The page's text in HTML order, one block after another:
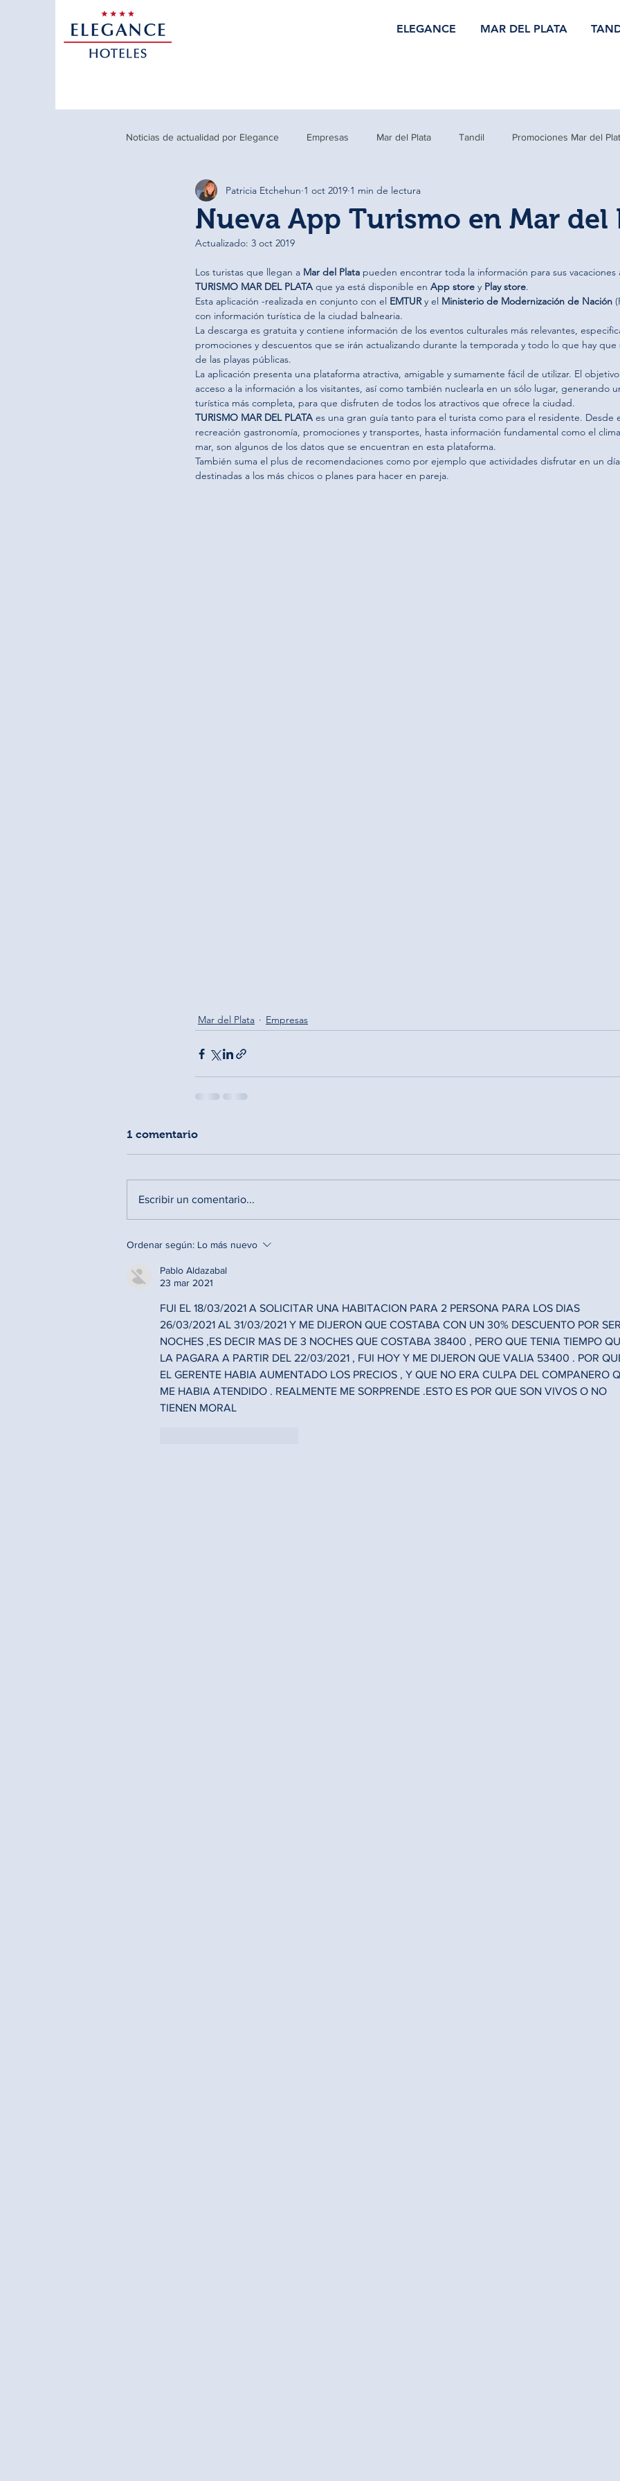
ELEGANCE MAR DEL PLATA
Noticias de actualidad por Elegance Empresas Mar del Plata Tandil Promociones Mar del
Promociones-TresArroyos Tres Arroyos
Nueva App Turismo en Mar del
Patricia Etchehun 1 oct 2019 1 min de lectura
Actualizado: 3 oct 2019
Los turistas que llegan a Mar del Plata pueden encontrar toda la información para sus vacaciones
TURISMO MAR DEL PLATA que ya está disponible en App store y Play store.
Esta aplicación -realizada en conjunto con el EMTUR y el Ministerio de Modernización de Nación
con información turística de la ciudad balnearia.
La descarga es gratuita y contiene información de los eventos culturales más relevantes,
promociones y descuentos que se irán actualizando durante la temporada y todo lo que hay que
de las playas públicas.
La aplicación presenta una plataforma atractiva, amigable y sumamente fácil de utilizar. El
acceso a la información a los visitantes, así como también nuclearla en un sólo lugar, generando
turística más completa, para que disfruten de todos los atractivos que ofrece la ciudad.
TURISMO MAR DEL PLATA es una gran guía tanto para el turista como para el residente. Desde
recreación gastronomía, promociones y transportes, hasta información fundamental como el
mar, son algunos de los datos que se encuentran en esta plataforma.
También suma el plus de recomendaciones como por ejemplo que actividades disfrutar en un
destinadas a los más chicos o planes para hacer en pareja.
Mar del Plata Empresas
1 comentario
Escribir un comentario...
Ordenar según: Lo más nuevo
Pablo Aldazabal
23 mar 2021
FUI EL 18/03/2021 A SOLICITAR UNA HABITACION PARA 2 PERSONA PARA LOS DIAS
26/03/2021 AL 31/03/2021 Y ME DIJERON QUE COSTABA CON UN 30% DESCUENTO POR
NOCHES ,ES DECIR MAS DE 3 NOCHES QUE COSTABA 38400 , PERO QUE TENIA TIEMPO
LA PAGARA A PARTIR DEL 22/03/2021 , FUI HOY Y ME DIJERON QUE VALIA 53400 . POR
EL GERENTE HABIA AUMENTADO LOS PRECIOS , Y QUE NO ERA CULPA DEL COMPANERO
ME HABIA ATENDIDO . REALMENTE ME SORPRENDE .ESTO ES POR QUE SON VIVOS O NO
TIENEN MORAL